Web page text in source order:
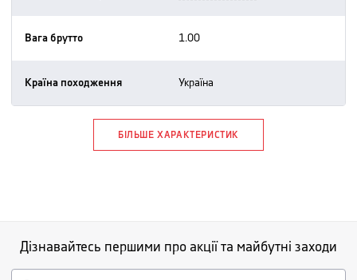
Вага брутто 1.00
Країна походження україна
БІЛЬШЕ ХАРАКТЕРИСТИК
Дізнавайтесь першими про акції та майбутні заходи